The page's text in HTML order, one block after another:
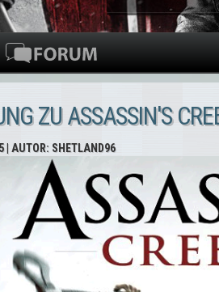
ZU ASSASSIN'S
| AUTOR: SHETLAND96